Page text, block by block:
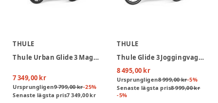
THULE
Thule Urban Glide 3 Magnetic Buckle Joggingvagn - Black
7 349,00 kr
Ursprungligen9 799,00 kr-25%
Senaste lägsta pris7 349,00 kr
THULE
Thule Glide 3 Joggingvagn - Black
8 495,00 kr
Ursprungligen8 999,00 kr-5%
Senaste lägsta pris8 999,00 kr
-5%